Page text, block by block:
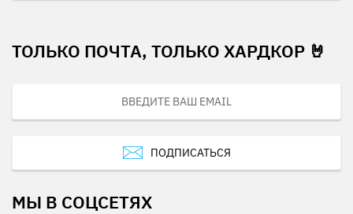
ТОЛЬКО ПОЧТА, ТОЛЬКО ХАРДКОР 🤘
ПОДПИСАТЬСЯ
МЫ В СОЦСЕТЯХ